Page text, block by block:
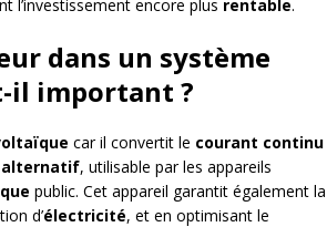
l’investissement encore plus rentable.
dans un système
il important ?
car il convertit le courant continu
alternatif, utilisable par les appareils
public. Cet appareil garantit également la
d’électricité, et en optimisant le